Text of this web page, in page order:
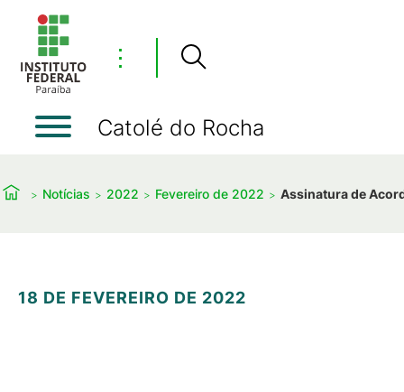
⋮
Catolé do Rocha
Notícias 2022 Fevereiro de 2022 Assinatura de
18 DE FEVEREIRO DE 2022